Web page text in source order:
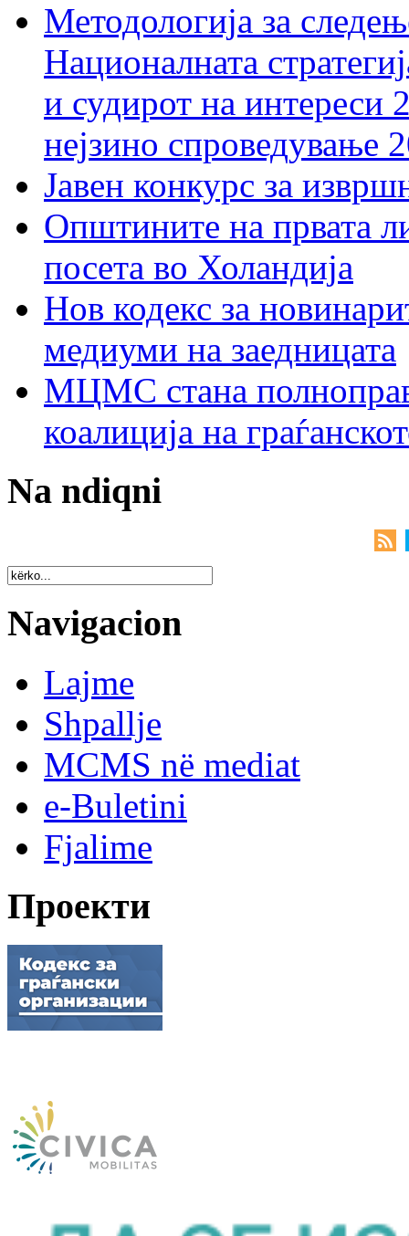
Методологија за
Националната
и судирот на интереси
нејзино спроведување
Јавен конкурс за
Општините на првата
посета во Холандија
Нов кодекс за
медиуми на заедницата
МЦМС стана
коалиција на
Na ndiqni
Navigacion
Lajme
Shpallje
MCMS në mediat
e-Buletini
Fjalime
Проекти